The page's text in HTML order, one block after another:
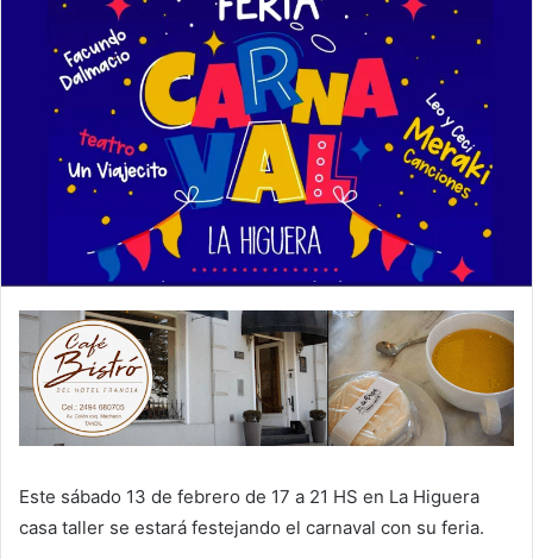
Este sábado 13 de febrero de 17 a 21 HS en La Higuera
casa taller se estará festejando el carnaval con su feria.